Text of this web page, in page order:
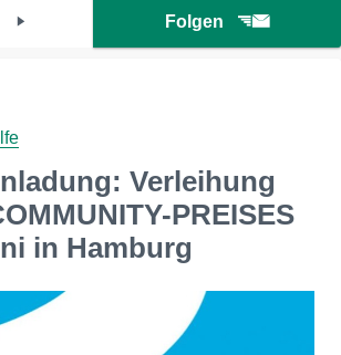
Folgen
Verleihung
PREISES
in Hamburg